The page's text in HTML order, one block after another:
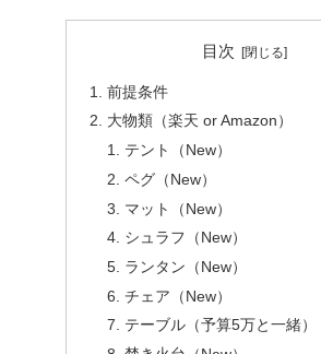
目次
前提条件
大物類（楽天 or Amazon）
テント（New）
ペグ（New）
マット（New）
シュラフ（New）
ランタン（New）
チェア（New）
テーブル（予算5万と一緒）